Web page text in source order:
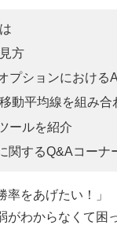
方
プションにおける
動平均線を組み合
ールを紹介
関するQ&Aコーナ
率をあげたい！」
がわからなくて困